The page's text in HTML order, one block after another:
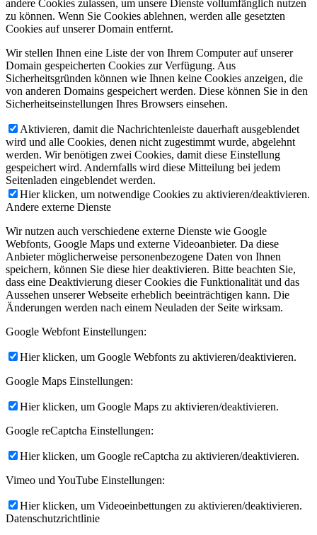
andere Cookies zulassen, um unsere Dienste vollumfänglich nutzen
zu können. Wenn Sie Cookies ablehnen, werden alle gesetzten
Cookies auf unserer Domain entfernt.
Wir stellen Ihnen eine Liste der von Ihrem Computer auf unserer
Domain gespeicherten Cookies zur Verfügung. Aus
Sicherheitsgründen können wie Ihnen keine Cookies anzeigen, die
von anderen Domains gespeichert werden. Diese können Sie in den
Sicherheitseinstellungen Ihres Browsers einsehen.
Aktivieren, damit die Nachrichtenleiste dauerhaft ausgeblendet
wird und alle Cookies, denen nicht zugestimmt wurde, abgelehnt
werden. Wir benötigen zwei Cookies, damit diese Einstellung
gespeichert wird. Andernfalls wird diese Mitteilung bei jedem
Seitenladen eingeblendet werden.
Hier klicken, um notwendige Cookies zu aktivieren/deaktivieren.
Andere externe Dienste
Wir nutzen auch verschiedene externe Dienste wie Google
Webfonts, Google Maps und externe Videoanbieter. Da diese
Anbieter möglicherweise personenbezogene Daten von Ihnen
speichern, können Sie diese hier deaktivieren. Bitte beachten Sie,
dass eine Deaktivierung dieser Cookies die Funktionalität und das
Aussehen unserer Webseite erheblich beeinträchtigen kann. Die
Änderungen werden nach einem Neuladen der Seite wirksam.
Google Webfont Einstellungen:
Hier klicken, um Google Webfonts zu aktivieren/deaktivieren.
Google Maps Einstellungen:
Hier klicken, um Google Maps zu aktivieren/deaktivieren.
Google reCaptcha Einstellungen:
Hier klicken, um Google reCaptcha zu aktivieren/deaktivieren.
Vimeo und YouTube Einstellungen:
Hier klicken, um Videoeinbettungen zu aktivieren/deaktivieren.
Datenschutzrichtlinie